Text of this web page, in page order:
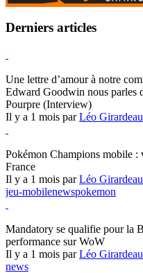
Derniers articles
Une lettre d’amour à notre
Edward Goodwin nous parles
Pourpre (Interview)
Il y a 1 mois parLéo Girardeau
Pokémon Champions mobile :
France
Il y a 1 mois parLéo Girardeau
jeu-mobilenewspokemon
Mandatory se qualifie pour la
performance sur WoW
Il y a 1 mois parLéo Girardeau
news